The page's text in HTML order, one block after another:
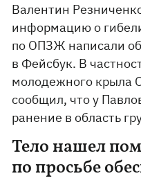
Валентин
информацию о
по ОПЗЖ написали
в Фейсбук. В
молодежного крыла
сообщил, что у
ранение в область
Тело нашел
по просьбе